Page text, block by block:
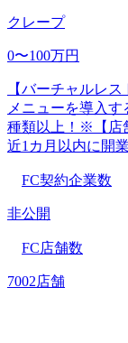
クレープ
0〜100万円
【バーチャルレ
メニューを導入
種類以上！※【店
近1カ月以内に開
FC契約企業数
非公開
FC店舗数
7002店舗